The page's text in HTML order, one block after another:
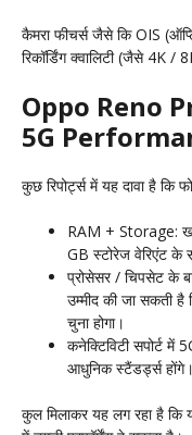
कैमरा फीचर्स जैसे कि OIS
रिकॉर्डिंग क्वालिटी (जैसे 4K
Oppo Reno
5G
कुछ रिपोर्ट्स में यह दावा है कि
RAM + Storage:
GB स्टोरेज वेरिएंट के
प्रोसेसर / चिपसेट के
उम्मीद की जा सकती
चुना होगा।
कनेक्टिविटी सपोर्ट
आधुनिक स्टैंडर्ड्स होंगे।
कुल मिलाकर यह लग रहा है कि